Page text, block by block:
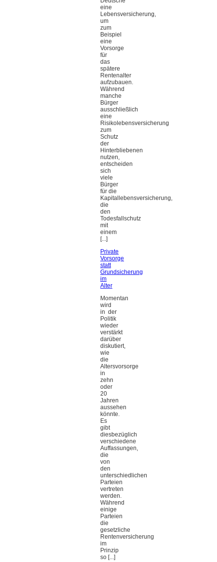
eine
Lebensversicherung,
um
zum
Beispiel
eine
Vorsorge
für
das
spätere
Rentenalter
aufzubauen.
Während
manche
Bürger
ausschließlich
eine
Risikolebensversicherung
zum
Schutz
der
Hinterbliebenen
nutzen,
entscheiden
sich
viele
Bürger
für die
Kapitallebensversicherung,
die
den
Todesfallschutz
mit
einem
[...]
Private
Vorsorge
statt
Grundsicherung
im
Alter
Momentan
wird
in der
Politik
wieder
verstärkt
darüber
diskutiert,
wie
die
Altersvorsorge
in
zehn
oder
20
Jahren
aussehen
könnte.
Es
gibt
diesbezüglich
verschiedene
Auffassungen,
die
von
den
unterschiedlichen
Parteien
vertreten
werden.
Während
einige
Parteien
die
gesetzliche
Rentenversicherung
im
Prinzip
so [...]